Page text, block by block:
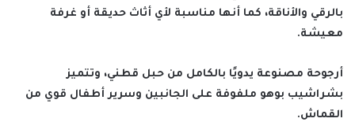
بالرقي والأناقة، كما أنها مناسبة لأي أثاث حديقة أو غرفة
معيشة.
أرجوحة مصنوعة يدويًا بالكامل من حبل قطني، وتتميز
بشراشيب بوهو ملفوفة على الجانبين وسرير أطفال قوي من
القماش.